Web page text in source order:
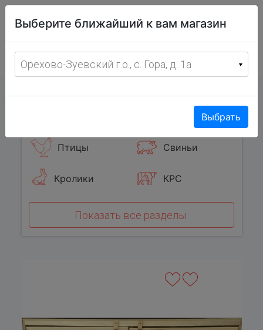
фермерских
товаров
с 8:00 до 19:00 ежедневно
Птицы Свиньи
Кролики КРС
Показать все разделы
Выберите ближайший к вам магазин
Орехово-Зуевский г.о., с. Гора, д. 1а
Выбрать